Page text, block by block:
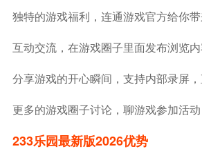
独特的游戏福利，连通游戏官方给你
互动交流，在游戏圈子里面发布浏览
分享游戏的开心瞬间，支持内部录屏
更多的游戏圈子讨论，聊游戏参加活
233乐园最新版2026优势